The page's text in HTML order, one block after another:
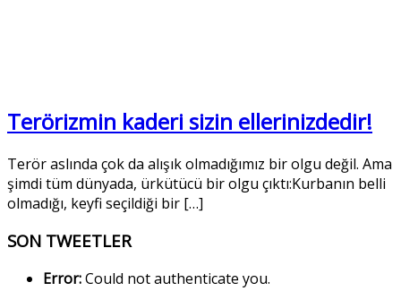
Terörizmin kaderi sizin ellerinizdedir!
Terör aslında çok da alışık olmadığımız bir olgu değil. Ama
şimdi tüm dünyada, ürkütücü bir olgu çıktı:Kurbanın belli
olmadığı, keyfi seçildiği bir […]
SON TWEETLER
Error:Could not authenticate you.